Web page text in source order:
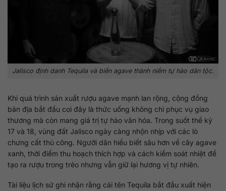
Jalisco định danh Tequila và biến agave thành niềm tự hào dân tộc.
Khi quá trình sản xuất rượu agave mạnh lan rộng, cộng đồng
bản địa bắt đầu coi đây là thức uống không chỉ phục vụ giao
thương mà còn mang giá trị tự hào văn hóa. Trong suốt thế kỷ
17 và 18, vùng đất Jalisco ngày càng nhộn nhịp với các lò
chưng cất thủ công. Người dân hiểu biết sâu hơn về cây agave
xanh, thời điểm thu hoạch thích hợp và cách kiểm soát nhiệt để
tạo ra rượu trong trẻo nhưng vẫn giữ lại hương vị tự nhiên.
Tài liệu lịch sử ghi nhận rằng cái tên Tequila bắt đầu xuất hiện